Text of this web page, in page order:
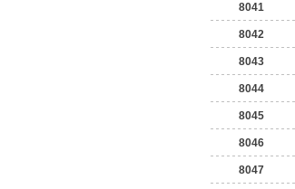
8041
8042
8043
8044
8045
8046
8047